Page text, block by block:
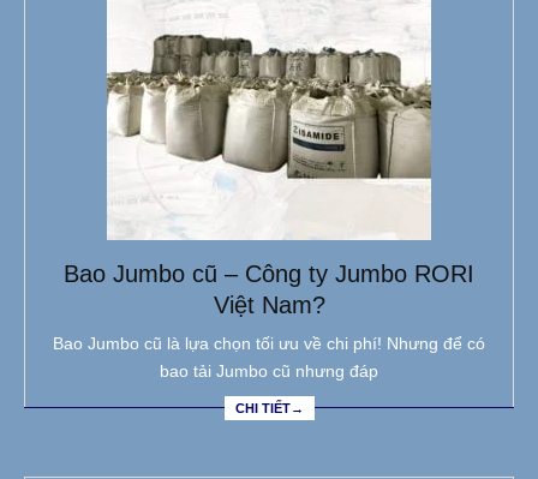
Bao Jumbo cũ – Công ty Jumbo RORI
Việt Nam?
Bao Jumbo cũ là lựa chọn tối ưu về chi phí! Nhưng để có
bao tải Jumbo cũ nhưng đáp
CHI TIẾT→